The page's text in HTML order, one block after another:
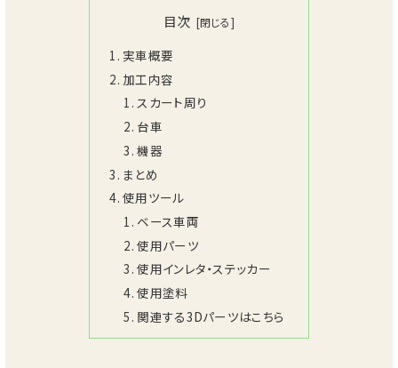
目次
実車概要
加工内容
スカート周り
台車
機器
まとめ
使用ツール
ベース車両
使用パーツ
使用インレタ・ステッカー
使用塗料
関連する3Dパーツはこちら